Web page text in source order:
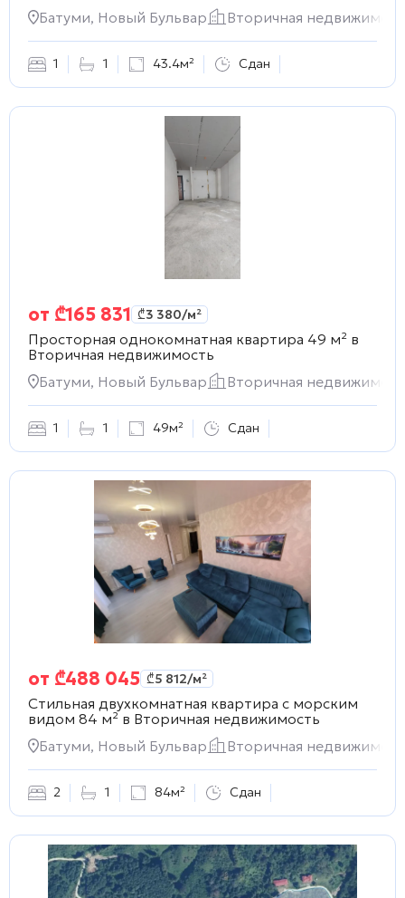
Батуми, Новый Бульвар
Вторичная
1 1 43.4м² Сдан
от ₾165 831 ₾3 380/м²
Просторная однокомнатная квартира 49 м² в
Вторичная недвижимость
Батуми, Новый Бульвар
Вторичная
1 1 49м² Сдан
от ₾488 045 ₾5 812/м²
Стильная двухкомнатная квартира с морским
видом 84 м² в Вторичная недвижимость
Батуми, Новый Бульвар
Вторичная
2 1 84м² Сдан